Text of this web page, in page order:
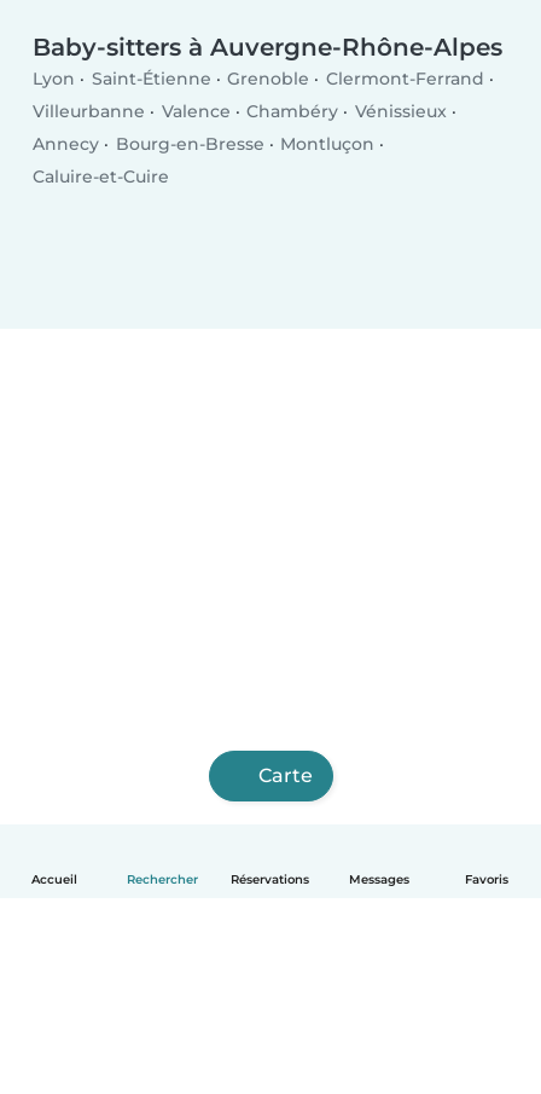
Accueil Rechercher Réservations Messages Favoris
Baby-sitters à Auvergne-Rhône-Alpes
Lyon Saint-Étienne Grenoble
Clermont-Ferrand
Villeurbanne
Valence Chambéry
Vénissieux
Annecy
Bourg-en-Bresse
Montluçon
Caluire-et-Cuire
Carte